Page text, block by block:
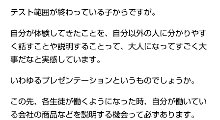
テスト範囲が終わっている子からですが。
自分が体験してきたことを、自分以外の人に分かりやす
く話すことや説明することって、大人になってすごく大
事だなと実感しています。
いわゆるプレゼンテーションというものでしょうか。
この先、各生徒が働くようになった時、自分が働いてい
る会社の商品などを説明する機会って必ずあります。